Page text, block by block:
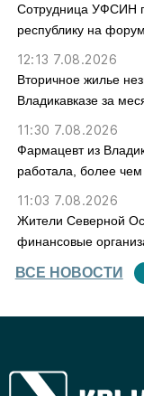
Сотрудница УФСИН
республику на
12:13 7.08.2026
Вторичное жилье
Владикавказе за
11:30 7.08.2026
Фармацевт из
работала, более
11:03 7.08.2026
Жители Северной
финансовые
ВСЕ НОВОСТИ